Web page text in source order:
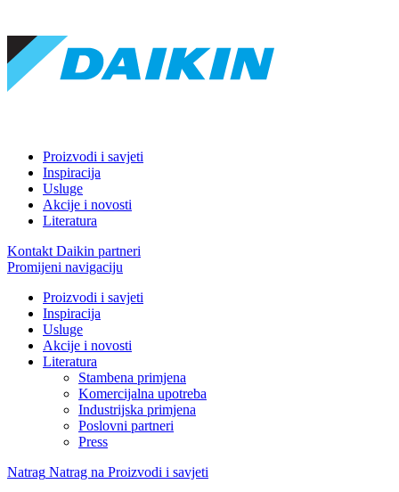
Proizvodi i savjeti
Inspiracija
Usluge
Akcije i novosti
Literatura
Kontakt Daikin partneri
Promijeni navigaciju
Proizvodi i savjeti
Inspiracija
Usluge
Akcije i novosti
Literatura
Stambena primjena
Komercijalna upotreba
Industrijska primjena
Poslovni partneri
Press
Natrag Natrag na Proizvodi i savjeti